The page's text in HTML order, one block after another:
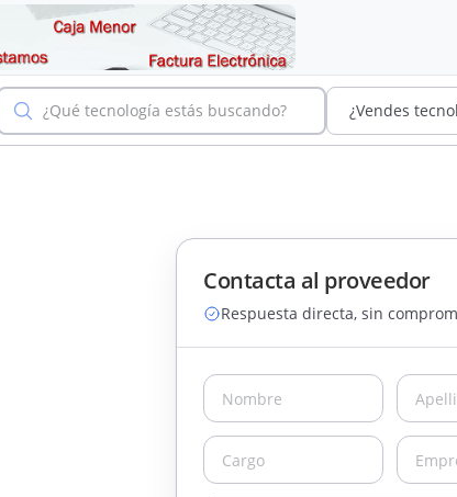
¿Qué tecnología estás buscando? ¿Vendes
Contacta al proveedor
Respuesta directa, sin